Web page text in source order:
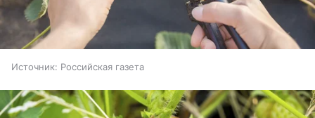
Источник: Российская газета